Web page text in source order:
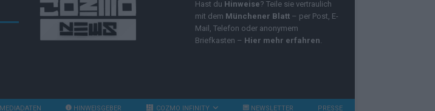
Hast du Hinweise? Teile sie vertraulich
mit dem Münchener Blatt – per Post, E-
Mail, Telefon oder anonymem
Briefkasten – Hier mehr erfahren.
MEDIADATEN HINWEISGEBER COZMO INFINITY NEWSLETTER PRESSE